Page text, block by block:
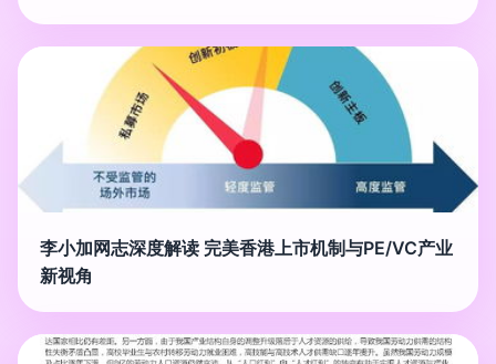
李小加网志深度解读 完美香港上市机制与PE/VC产业
新视角